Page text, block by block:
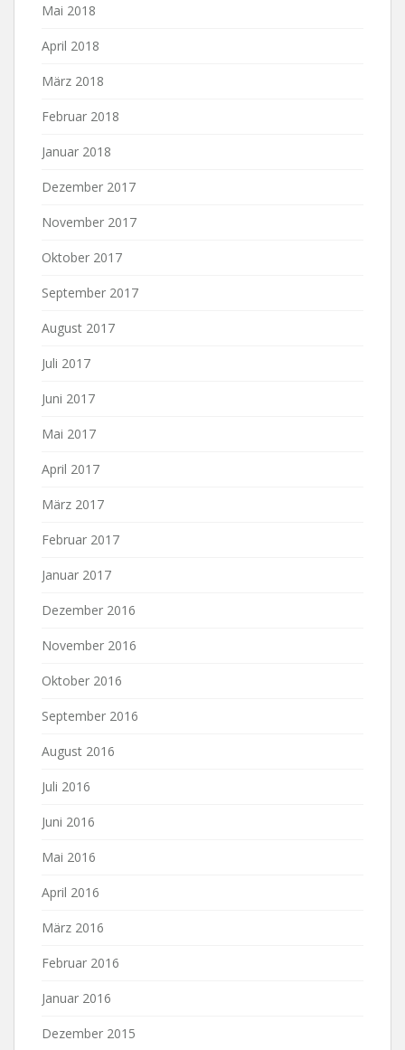
Mai 2018
April 2018
März 2018
Februar 2018
Januar 2018
Dezember 2017
November 2017
Oktober 2017
September 2017
August 2017
Juli 2017
Juni 2017
Mai 2017
April 2017
März 2017
Februar 2017
Januar 2017
Dezember 2016
November 2016
Oktober 2016
September 2016
August 2016
Juli 2016
Juni 2016
Mai 2016
April 2016
März 2016
Februar 2016
Januar 2016
Dezember 2015